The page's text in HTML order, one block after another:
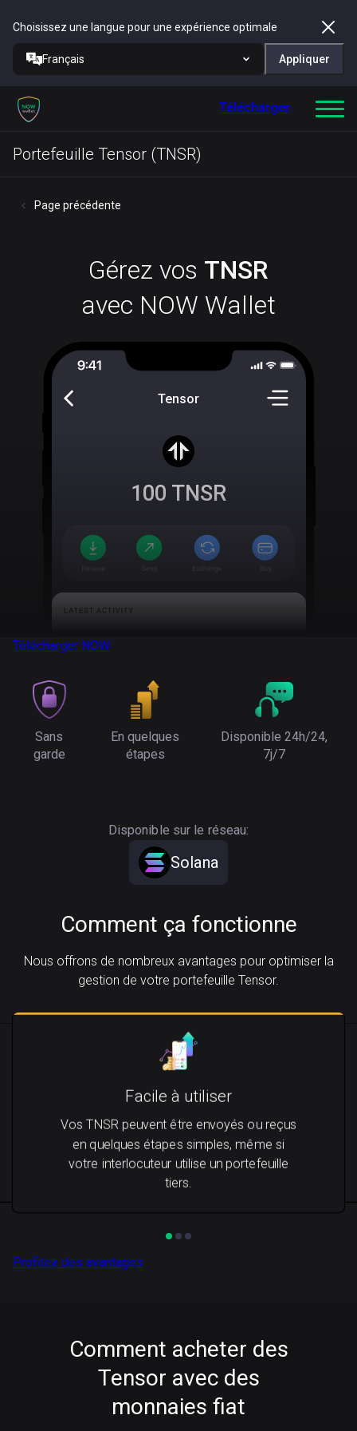
Choisissez une langue pour une expérience optimale
Français Appliquer
Télécharger
Portefeuille Tensor (TNSR)
Page précédente
Gérez vos TNSR
avec NOW Wallet
Tensor
100 TNSR
Télécharger NOW
Sans
garde
En quelques
étapes
Disponible 24h/24,
7j/7
Disponible sur le réseau:
Solana
Comment ça fonctionne
Nous offrons de nombreux avantages pour optimiser la
gestion de votre portefeuille Tensor.
Facile à utiliser
Vos TNSR peuvent être envoyés ou reçus
en quelques étapes simples, même si
votre interlocuteur utilise un portefeuille
tiers.
Profitez des avantages
Comment acheter des
Tensor avec des
monnaies fiat